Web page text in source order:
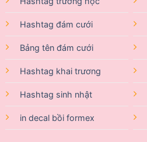
Hashtag đám cưới
Bảng tên đám cưới
Hashtag khai trương
Hashtag sinh nhật
in decal bồi formex